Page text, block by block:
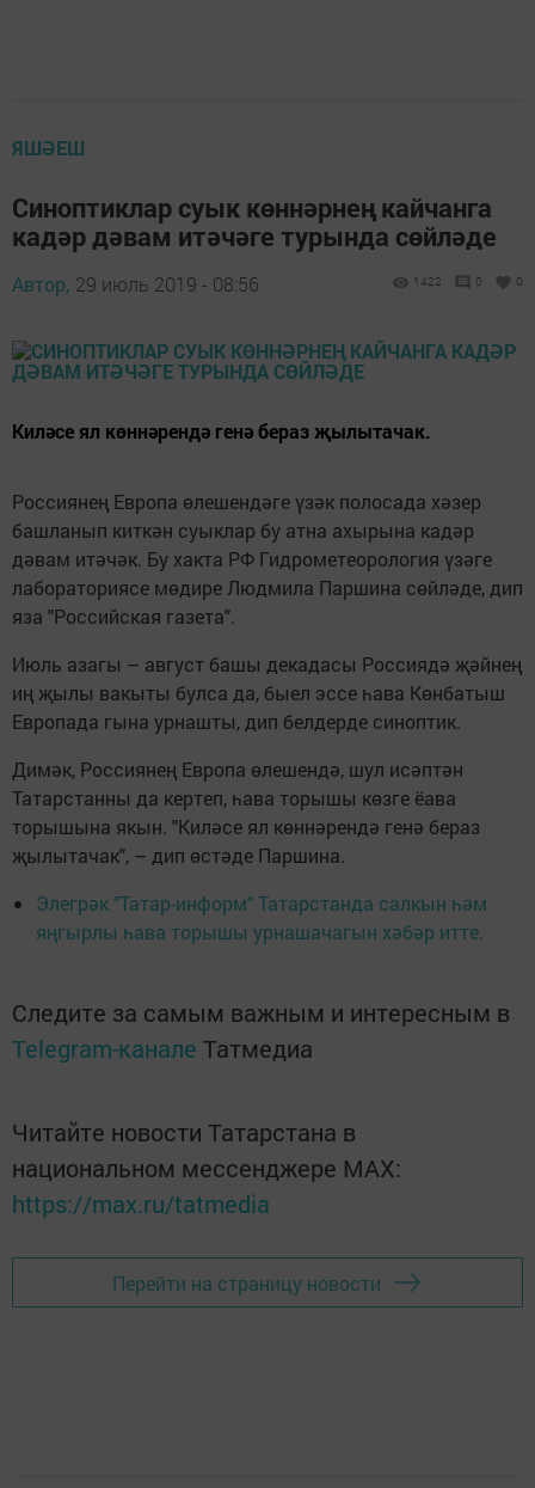
ЯШӘЕШ
Синоптиклар суык көннәрнең кайчанга
кадәр дәвам итәчәге турында сөйләде
Автор, 29 июль 2019 - 08:56 1422 0 0
Киләсе ял көннәрендә генә бераз җылытачак.
Россиянең Европа өлешендәге үзәк полосада хәзер
башланып киткән суыклар бу атна ахырына кадәр
дәвам итәчәк. Бу хакта РФ Гидрометеорология үзәге
лабораториясе мөдире Людмила Паршина сөйләде, дип
яза "Российская газета".
Июль азагы – август башы декадасы Россиядә җәйнең
иң җылы вакыты булса да, быел эссе һава Көнбатыш
Европада гына урнашты, дип белдерде синоптик.
Димәк, Россиянең Европа өлешендә, шул исәптән
Татарстанны да кертеп, һава торышы көзге ёава
торышына якын. "Киләсе ял көннәрендә генә бераз
җылытачак", – дип өстәде Паршина.
Элегрәк "Татар-информ" Татарстанда салкын һәм
яңгырлы һава торышы урнашачагын хәбәр итте.
Следите за самым важным и интересным в
Telegram-канале Татмедиа
Читайте новости Татарстана в
национальном мессенджере MАХ:
https://max.ru/tatmedia
Перейти на страницу новости